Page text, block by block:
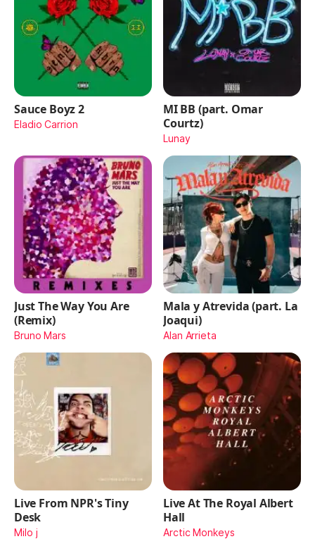
Sauce Boyz 2
Eladio Carrion
MI BB (part. Omar
Courtz)
Lunay
Just The Way You Are
(Remix)
Bruno Mars
Mala y Atrevida (part. La
Joaqui)
Alan Arrieta
Live From NPR's Tiny
Desk
Milo j
Live At The Royal Albert
Hall
Arctic Monkeys